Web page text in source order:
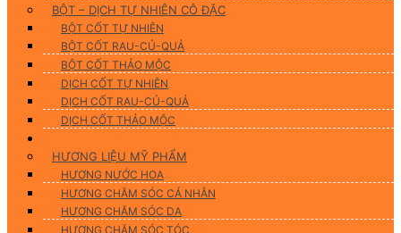
BỘT – DỊCH TỰ NHIÊN CÔ ĐẶC
BỘT CỐT TỰ NHIÊN
BỘT CỐT RAU-CỦ-QUẢ
BỘT CỐT THẢO MỘC
DỊCH CỐT TỰ NHIÊN
DỊCH CỐT RAU-CỦ-QUẢ
DỊCH CỐT THẢO MỘC
HƯƠNG LIỆU MỸ PHẨM
HƯƠNG NƯỚC HOA
HƯƠNG CHĂM SÓC CÁ NHÂN
HƯƠNG CHĂM SÓC DA
HƯƠNG CHĂM SÓC TÓC